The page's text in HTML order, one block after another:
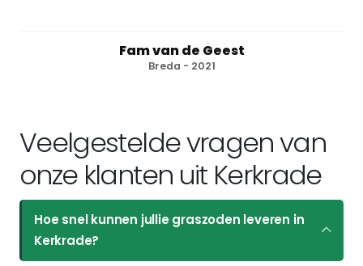
Fam van de Geest
Breda - 2021
Veelgestelde vragen van
onze klanten uit Kerkrade
Hoe snel kunnen jullie graszoden leveren in
Kerkrade?